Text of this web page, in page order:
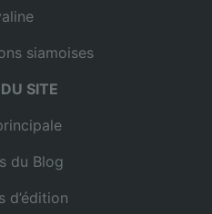
siamoises
SITE
du Blog
d’édition